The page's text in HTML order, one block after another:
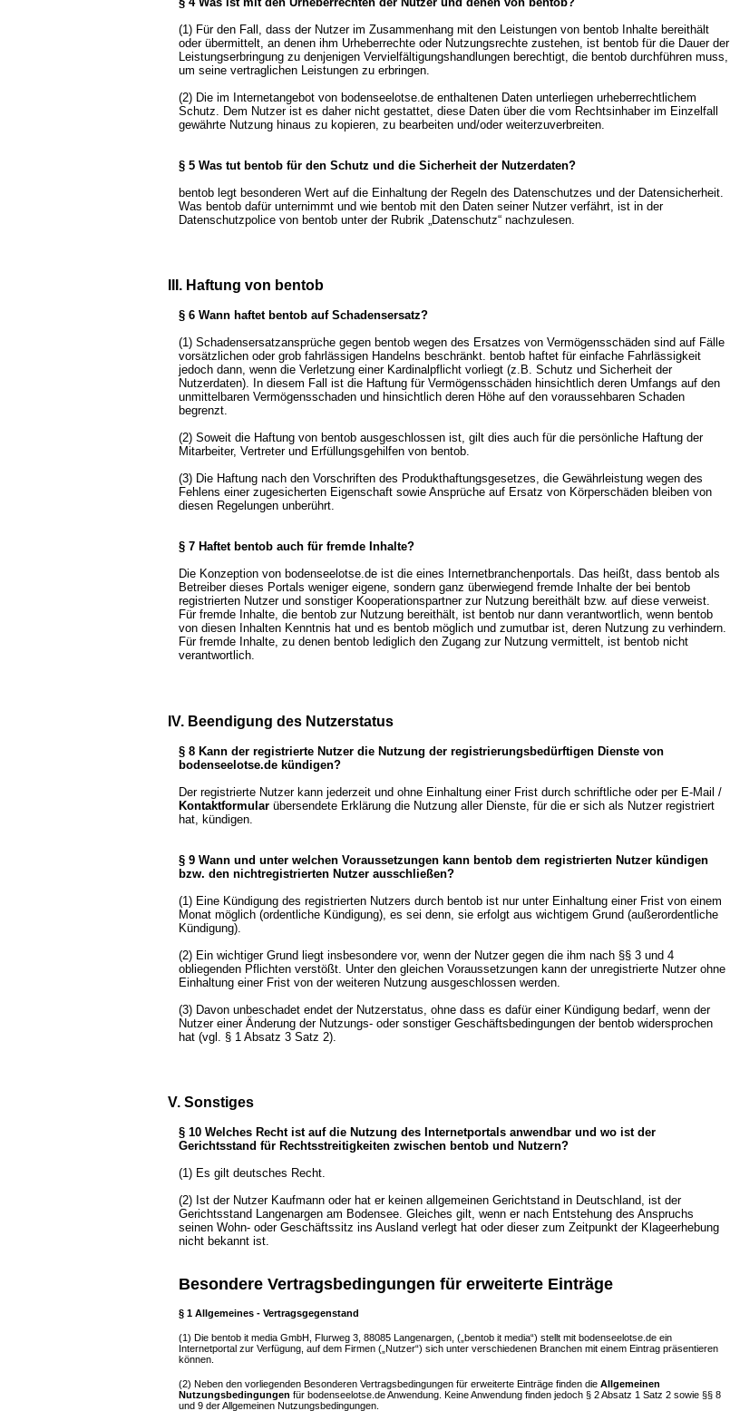
(1) Für den Fall, dass der Nutzer im Zusammenhang mit den Leistungen von bentob Inhalte bereithält
oder übermittelt, an denen ihm Urheberrechte oder Nutzungsrechte zustehen, ist bentob für die Dauer der
Leistungserbringung zu denjenigen Vervielfältigungshandlungen berechtigt, die bentob durchführen muss,
um seine vertraglichen Leistungen zu erbringen.
(2) Die im Internetangebot von bodenseelotse.de enthaltenen Daten unterliegen urheberrechtlichem
Schutz. Dem Nutzer ist es daher nicht gestattet, diese Daten über die vom Rechtsinhaber im Einzelfall
gewährte Nutzung hinaus zu kopieren, zu bearbeiten und/oder weiterzuverbreiten.
§ 5 Was tut bentob für den Schutz und die Sicherheit der Nutzerdaten?
bentob legt besonderen Wert auf die Einhaltung der Regeln des Datenschutzes und der Datensicherheit.
Was bentob dafür unternimmt und wie bentob mit den Daten seiner Nutzer verfährt, ist in der
Datenschutzpolice von bentob unter der Rubrik „Datenschutz“ nachzulesen.
III. Haftung von bentob
§ 6 Wann haftet bentob auf Schadensersatz?
(1) Schadensersatzansprüche gegen bentob wegen des Ersatzes von Vermögensschäden sind auf Fälle
vorsätzlichen oder grob fahrlässigen Handelns beschränkt. bentob haftet für einfache Fahrlässigkeit
jedoch dann, wenn die Verletzung einer Kardinalpflicht vorliegt (z.B. Schutz und Sicherheit der
Nutzerdaten). In diesem Fall ist die Haftung für Vermögensschäden hinsichtlich deren Umfangs auf den
unmittelbaren Vermögensschaden und hinsichtlich deren Höhe auf den voraussehbaren Schaden
begrenzt.
(2) Soweit die Haftung von bentob ausgeschlossen ist, gilt dies auch für die persönliche Haftung der
Mitarbeiter, Vertreter und Erfüllungsgehilfen von bentob.
(3) Die Haftung nach den Vorschriften des Produkthaftungsgesetzes, die Gewährleistung wegen des
Fehlens einer zugesicherten Eigenschaft sowie Ansprüche auf Ersatz von Körperschäden bleiben von
diesen Regelungen unberührt.
§ 7 Haftet bentob auch für fremde Inhalte?
Die Konzeption von bodenseelotse.de ist die eines Internetbranchenportals. Das heißt, dass bentob als
Betreiber dieses Portals weniger eigene, sondern ganz überwiegend fremde Inhalte der bei bentob
registrierten Nutzer und sonstiger Kooperationspartner zur Nutzung bereithält bzw. auf diese verweist.
Für fremde Inhalte, die bentob zur Nutzung bereithält, ist bentob nur dann verantwortlich, wenn bentob
von diesen Inhalten Kenntnis hat und es bentob möglich und zumutbar ist, deren Nutzung zu verhindern.
Für fremde Inhalte, zu denen bentob lediglich den Zugang zur Nutzung vermittelt, ist bentob nicht
verantwortlich.
IV. Beendigung des Nutzerstatus
§ 8 Kann der registrierte Nutzer die Nutzung der registrierungsbedürftigen Dienste von
bodenseelotse.de kündigen?
Der registrierte Nutzer kann jederzeit und ohne Einhaltung einer Frist durch schriftliche oder per E-Mail /
Kontaktformular übersendete Erklärung die Nutzung aller Dienste, für die er sich als Nutzer registriert
hat, kündigen.
§ 9 Wann und unter welchen Voraussetzungen kann bentob dem registrierten Nutzer kündigen
bzw. den nichtregistrierten Nutzer ausschließen?
(1) Eine Kündigung des registrierten Nutzers durch bentob ist nur unter Einhaltung einer Frist von einem
Monat möglich (ordentliche Kündigung), es sei denn, sie erfolgt aus wichtigem Grund (außerordentliche
Kündigung).
(2) Ein wichtiger Grund liegt insbesondere vor, wenn der Nutzer gegen die ihm nach §§ 3 und 4
obliegenden Pflichten verstößt. Unter den gleichen Voraussetzungen kann der unregistrierte Nutzer ohne
Einhaltung einer Frist von der weiteren Nutzung ausgeschlossen werden.
(3) Davon unbeschadet endet der Nutzerstatus, ohne dass es dafür einer Kündigung bedarf, wenn der
Nutzer einer Änderung der Nutzungs- oder sonstiger Geschäftsbedingungen der bentob widersprochen
hat (vgl. § 1 Absatz 3 Satz 2).
V. Sonstiges
§ 10 Welches Recht ist auf die Nutzung des Internetportals anwendbar und wo ist der
Gerichtsstand für Rechtsstreitigkeiten zwischen bentob und Nutzern?
(1) Es gilt deutsches Recht.
(2) Ist der Nutzer Kaufmann oder hat er keinen allgemeinen Gerichtstand in Deutschland, ist der
Gerichtsstand Langenargen am Bodensee. Gleiches gilt, wenn er nach Entstehung des Anspruchs
seinen Wohn- oder Geschäftssitz ins Ausland verlegt hat oder dieser zum Zeitpunkt der Klageerhebung
nicht bekannt ist.
Besondere Vertragsbedingungen für erweiterte Einträge
§ 1 Allgemeines - Vertragsgegenstand
(1) Die bentob it media GmbH, Flurweg 3, 88085 Langenargen, („bentob it media“) stellt mit bodenseelotse.de ein
Internetportal zur Verfügung, auf dem Firmen („Nutzer“) sich unter verschiedenen Branchen mit einem Eintrag präsentieren
können.
(2) Neben den vorliegenden Besonderen Vertragsbedingungen für erweiterte Einträge finden die Allgemeinen
Nutzungsbedingungen für bodenseelotse.de Anwendung. Keine Anwendung finden jedoch § 2 Absatz 1 Satz 2 sowie §§ 8
und 9 der Allgemeinen Nutzungsbedingungen.